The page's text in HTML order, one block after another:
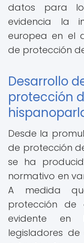
datos para
evidencia la
europea en el
de protección
Desarrollo
protección
Desde la
de protección
se ha
normativo en
A medida
protección
evidente en
legisladores